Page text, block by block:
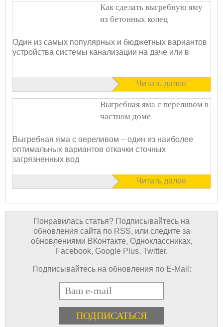
Как сделать выгребную яму
из бетонных колец
Один из самых популярных и бюджетных вариантов
устройства системы канализации на даче или в
Читать далее
Выгребная яма с переливом в
частном доме
Выгребная яма с переливом – один из наиболее
оптимальных вариантов откачки сточных
загрязненных вод
Читать далее
Понравилась статья? Подписывайтесь на
обновления сайта по RSS, или следите за
обновлениями ВКонтакте, Одноклассниках,
Facebook, Google Plus, Twitter.
Подписывайтесь на обновления по E-Mail:
E-mail